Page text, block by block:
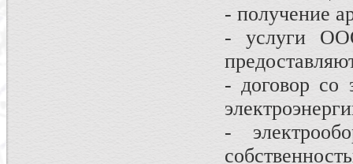
- получение
- услуги
- договор со
-